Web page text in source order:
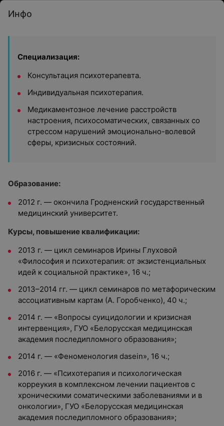
Инфо
Специализация:
Консультация психотерапевта.
Индивидуальная психотерапия.
Медикаментозное лечение расстройств
настроения, психосоматических, связанных со
стрессом нарушений эмоционально-волевой
сферы, кризисных состояний.
Образование:
2012 г. — окончила Гродненский государственный
медицинский университет.
Курсы, повышение квалификации:
2013 г. — цикл семинаров Ирины Глуховой
«Философия и психотерапия: от экзистенциальных
идей к социальной практике», 16 ч.;
2013–2014 гг. — цикл семинаров по метафорическим
ассоциативным картам (А. Горобченко), 40 ч.;
2014 г. — «Вопросы суицидологии и кризисная
интервенция», ГУО «Белорусская медицинская
академия последипломного образования»;
2014 г. — «Феноменология dasein», 16 ч.;
2016 г. — «Психотерапия и психологическая
корреукия в комплексном лечении пациентов с
хроническими соматическими заболеваниями и в
онкологии», ГУО «Белорусская медицинская
академия последипломного образования»;